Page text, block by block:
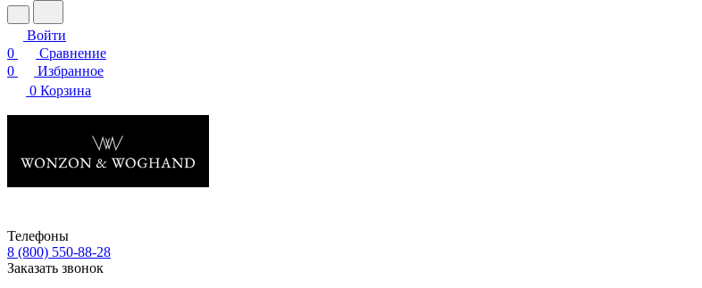
Войти
0
Сравнение
0
Избранное
0 Корзина
Телефоны
8 (800) 550-88-28
Заказать звонок